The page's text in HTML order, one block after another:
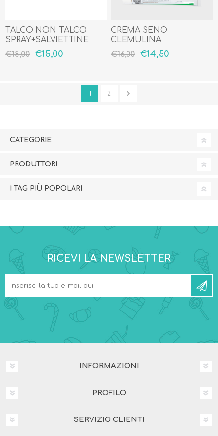
TALCO NON TALCO
SPRAY+SALVIETTINE
TALCO NON TALCO
€18,00 €15,00
CREMA SENO
CLEMULINA
€16,00
€14,50
1 2
CATEGORIE
PRODUTTORI
I TAG PIÙ POPOLARI
RICEVI LA NEWSLETTER
INFORMAZIONI
PROFILO
SERVIZIO CLIENTI